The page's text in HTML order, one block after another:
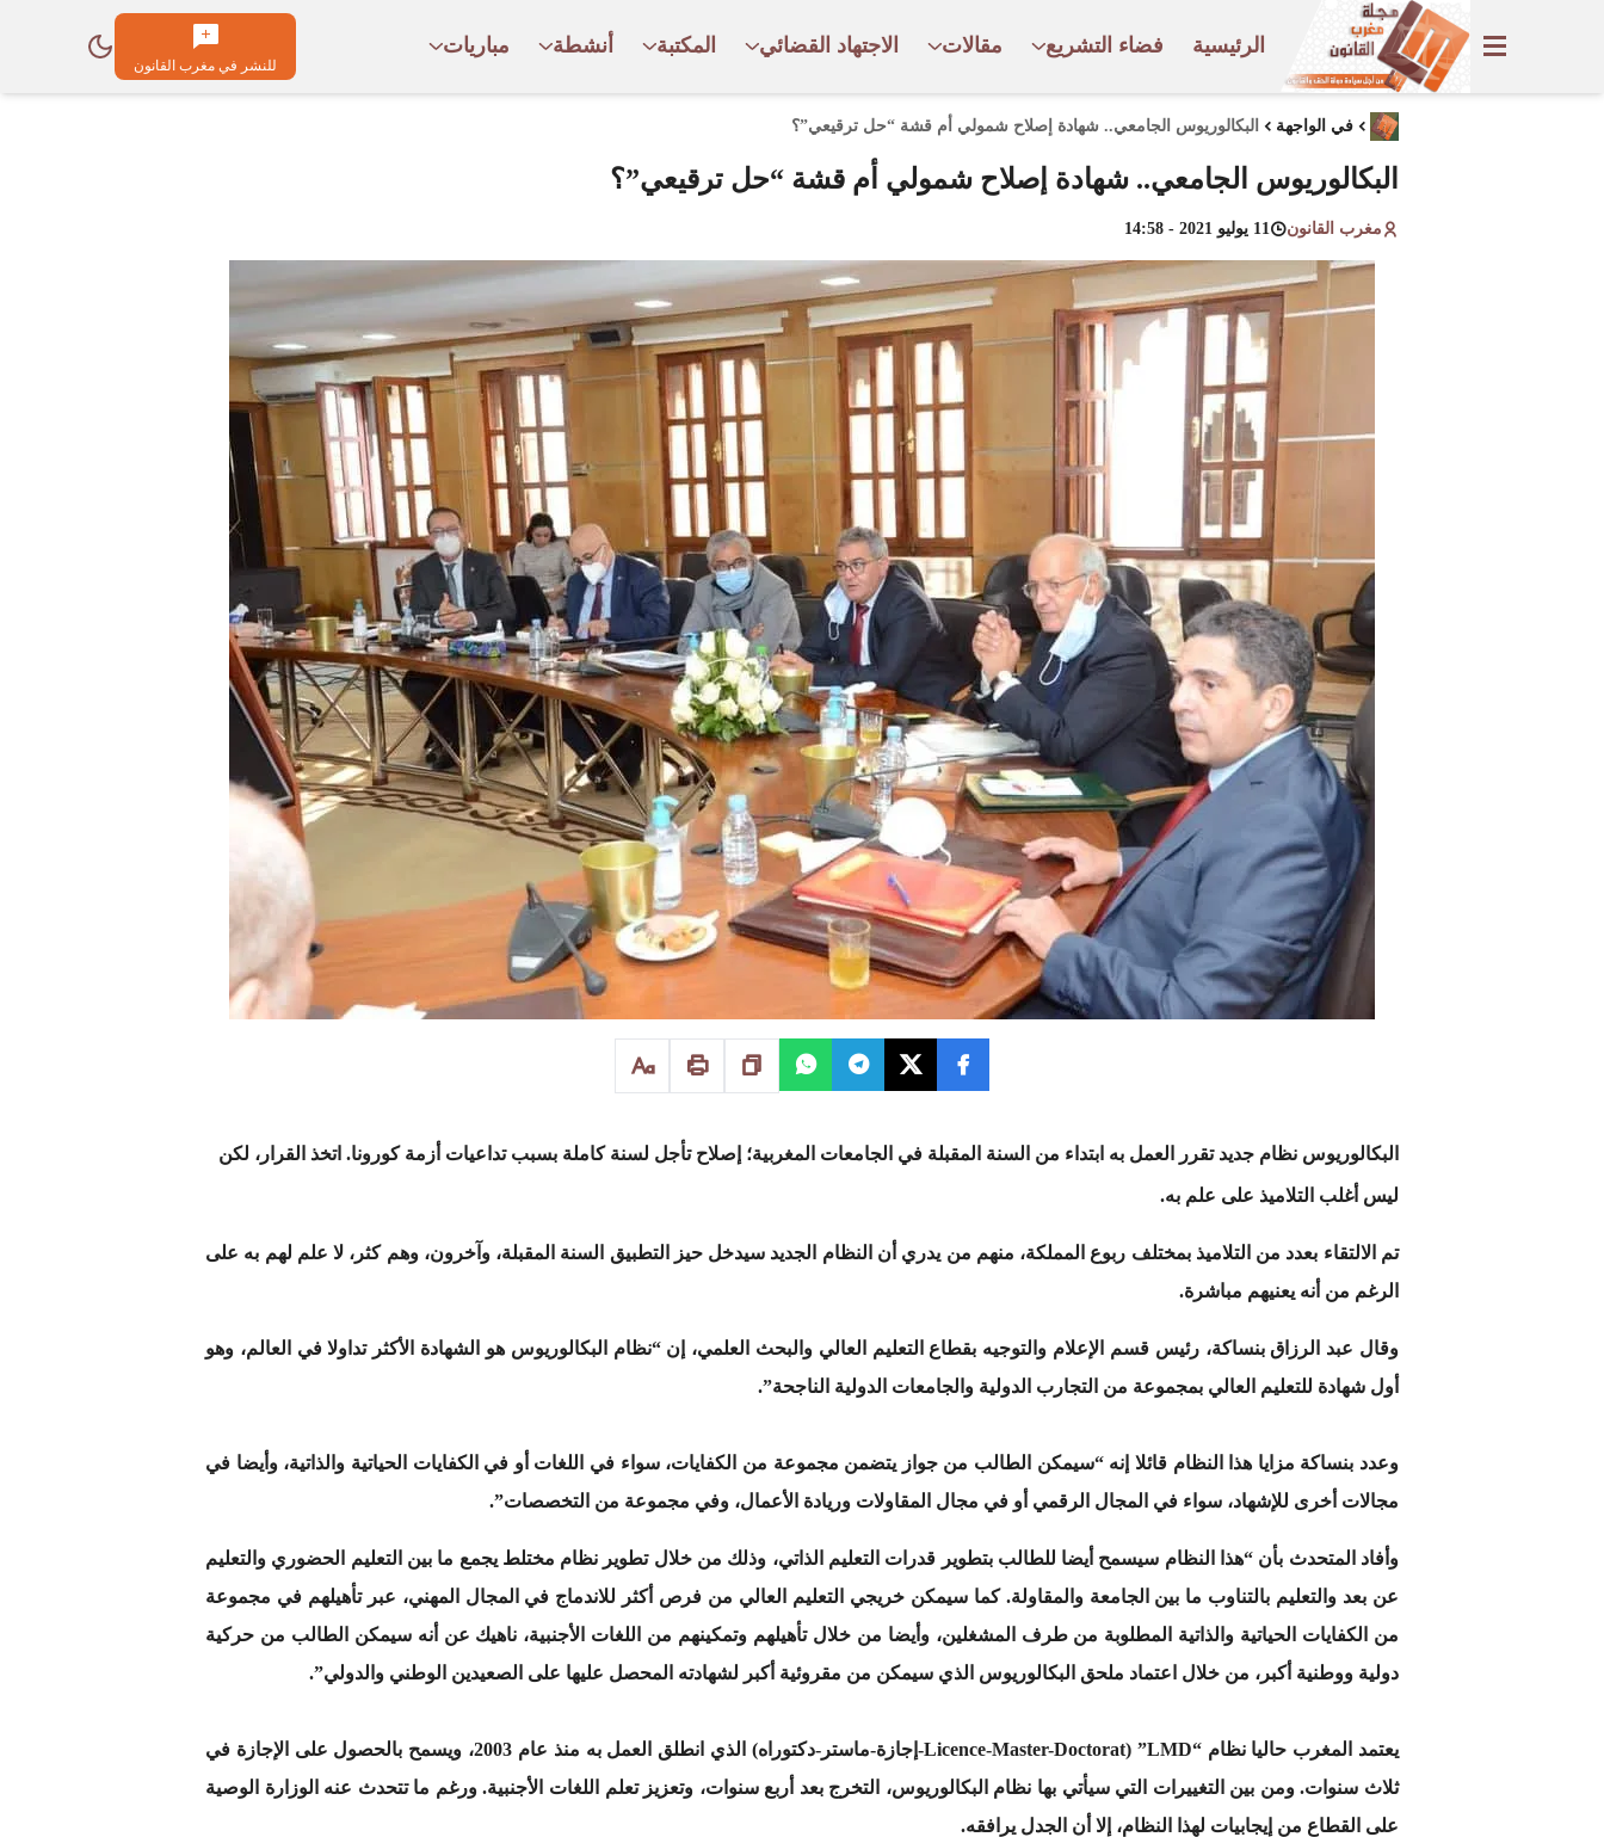
الرئيسية فضاء التشريع مقالات الاجتهاد القضائي المكتبة أنشطة مباريات
للنشر في مغرب القانون
في الواجهة البكالوريوس الجامعي.. شهادة إصلاح شمولي أم قشة “حل ترقيعي”؟
البكالوريوس الجامعي.. شهادة إصلاح شمولي أم قشة “حل ترقيعي”؟
مغرب القانون 11 يوليو 2021 - 14:58
البكالوريوس نظام جديد تقرر العمل به ابتداء من السنة المقبلة في الجامعات المغربية؛ إصلاح تأجل لسنة كاملة بسبب تداعيات أزمة كورونا. اتخذ القرار، لكن
ليس أغلب التلاميذ على علم به.
تم الالتقاء بعدد من التلاميذ بمختلف ربوع المملكة، منهم من يدري أن النظام الجديد سيدخل حيز التطبيق السنة المقبلة، وآخرون، وهم كثر، لا علم لهم به على
الرغم من أنه يعنيهم مباشرة.
وقال عبد الرزاق بنساكة، رئيس قسم الإعلام والتوجيه بقطاع التعليم العالي والبحث العلمي، إن “نظام البكالوريوس هو الشهادة الأكثر تداولا في العالم، وهو
أول شهادة للتعليم العالي بمجموعة من التجارب الدولية والجامعات الدولية الناجحة”.
وعدد بنساكة مزايا هذا النظام قائلا إنه “سيمكن الطالب من جواز يتضمن مجموعة من الكفايات، سواء في اللغات أو في الكفايات الحياتية والذاتية، وأيضا في
مجالات أخرى للإشهاد، سواء في المجال الرقمي أو في مجال المقاولات وريادة الأعمال، وفي مجموعة من التخصصات”.
وأفاد المتحدث بأن “هذا النظام سيسمح أيضا للطالب بتطوير قدرات التعليم الذاتي، وذلك من خلال تطوير نظام مختلط يجمع ما بين التعليم الحضوري والتعليم
عن بعد والتعليم بالتناوب ما بين الجامعة والمقاولة. كما سيمكن خريجي التعليم العالي من فرص أكثر للاندماج في المجال المهني، عبر تأهيلهم في مجموعة
من الكفايات الحياتية والذاتية المطلوبة من طرف المشغلين، وأيضا من خلال تأهيلهم وتمكينهم من اللغات الأجنبية، ناهيك عن أنه سيمكن الطالب من حركية
دولية ووطنية أكبر، من خلال اعتماد ملحق البكالوريوس الذي سيمكن من مقروئية أكبر لشهادته المحصل عليها على الصعيدين الوطني والدولي”.
يعتمد المغرب حاليا نظام “LMD” (Licence-Master-Doctorat-إجازة-ماستر-دكتوراه) الذي انطلق العمل به منذ عام 2003، ويسمح بالحصول على الإجازة في
ثلاث سنوات. ومن بين التغييرات التي سيأتي بها نظام البكالوريوس، التخرج بعد أربع سنوات، وتعزيز تعلم اللغات الأجنبية. ورغم ما تتحدث عنه الوزارة الوصية
على القطاع من إيجابيات لهذا النظام، إلا أن الجدل يرافقه.